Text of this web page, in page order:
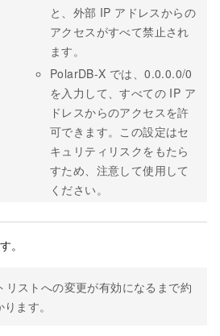
と、外部 IP アドレスからの
アクセスがすべて禁止され
ます。
PolarDB-X では、0.0.0.0/0
を入力して、すべての IP ア
ドレスからのアクセスを許
可できます。この設定はセ
キュリティリスクをもたら
すため、注意して使用して
ください。
。
リストへの変更が有効になるまで約
ます。